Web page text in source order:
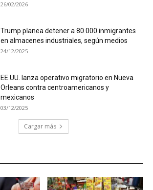
26/02/2026
Trump planea detener a 80.000 inmigrantes
en almacenes industriales, según medios
24/12/2025
EE.UU. lanza operativo migratorio en Nueva
Orleans contra centroamericanos y
mexicanos
03/12/2025
Cargar más